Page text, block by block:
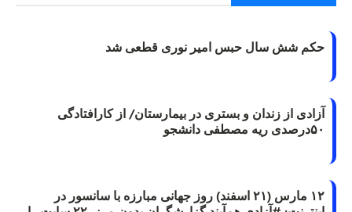
حکم شش سال حبس امیر نوری قطعی شد
آزادی از زندان و بستری در بیمارستان/ از کارافتادگی
۵۰درصدی ریه مصطفی دانشجو
۱۲ مارس (۲۱ اسفند) روز جهانی مبارزه با سانسور در